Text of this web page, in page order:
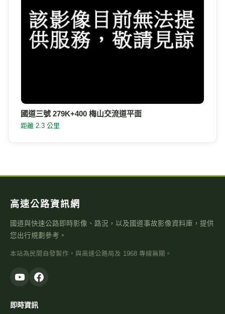
國道三號 279K+400 梅山交流道平面
距離 2.3 公里
高速公路資訊網
國道與快速公路即時影像、路況，以及國道事故影像資料庫，提供
您出行規劃參考。
本站為民間自發製作，與高速公路局及 1968 專線無關。
即時資訊